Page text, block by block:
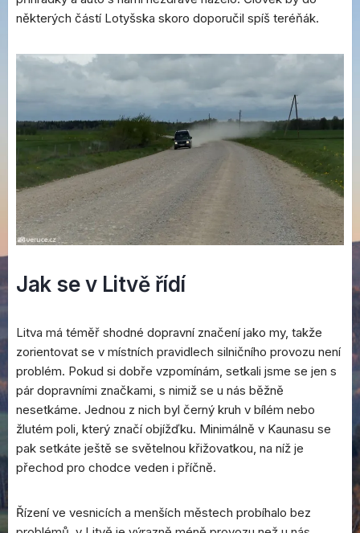
některých částí Lotyšska skoro doporučil spíš teréňák.
Jak se v Litvě řídí
Litva má téměř shodné dopravní značení jako my, takže
zorientovat se v místních pravidlech silničního provozu není
problém. Pokud si dobře vzpomínám, setkali jsme se jen s
pár dopravními značkami, s nimiž se u nás běžně
nesetkáme. Jednou z nich byl černý kruh v bílém nebo
žlutém poli, který značí objížďku. Minimálně v Kaunasu se
pak setkáte ještě se světelnou křižovatkou, na níž je
přechod pro chodce veden i příčně.
Řízení ve vesnicích a menších městech probíhalo bez